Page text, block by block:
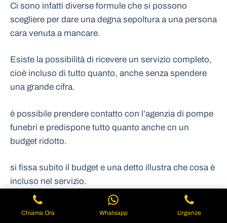
Ci sono infatti diverse formule che si possono
scegliere per dare una degna sepoltura a una persona
cara venuta a mancare.
Esiste la possibilità di ricevere un servizio completo,
cioè incluso di tutto quanto, anche senza spendere
una grande cifra.
è possibile prendere contatto con l’agenzia di pompe
funebri e predispone tutto quanto anche cn un
budget ridotto.
si fissa subito il budget e una detto illustra che cosa è
incluso nel servizio.
Ci sono diverse scelte che si possono fare per
Chiama Ora Whatsapp Urgenze